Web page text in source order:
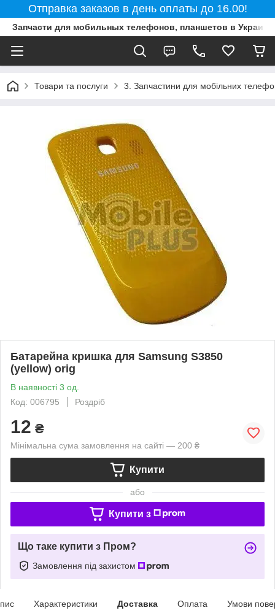
Отправка заказов в день оплаты до 16.00!
Запчасти для мобильных телефонов, планшетов в
Товари та послуги 3. Запчастини для мобільних
Батарейна кришка для Samsung S3850
(yellow) orig
В наявності 3 од.
Код: 006795
Роздріб
12 ₴
Мінімальна сума замовлення на сайті — 200 ₴
Купити
або
Купити з
Що таке купити з Пром?
Замовлення під захистом
Характеристики Доставка Оплата Умови